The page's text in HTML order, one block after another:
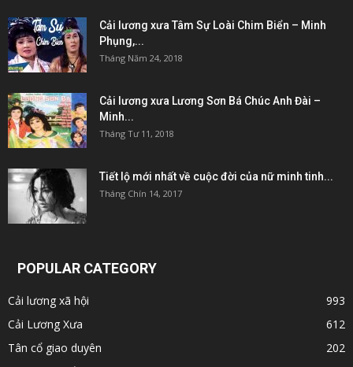
Cải lương xưa Tâm Sự Loài Chim Biển – Minh
Phụng,...
Tháng Năm 24, 2018
Cải lương xưa Lương Sơn Bá Chúc Anh Đài –
Minh...
Tháng Tư 11, 2018
Tiết lộ mới nhất về cuộc đời của nữ minh tinh...
Tháng Chín 14, 2017
POPULAR CATEGORY
Cải lương xã hội
993
Cải Lương Xưa
612
Tân cổ giao duyên
202